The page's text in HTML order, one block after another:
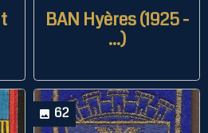
BAN Hyères (1925 -
...)
62